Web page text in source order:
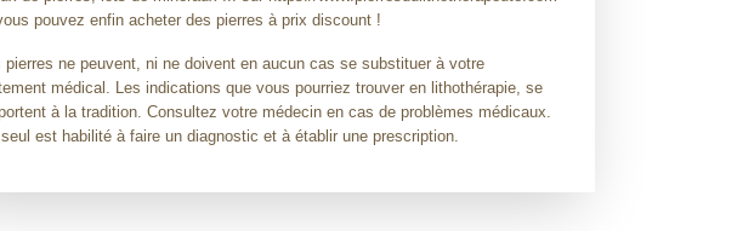
pouvez enfin acheter des pierres à prix discount !
pierres ne peuvent, ni ne doivent en aucun cas se substituer à votre
médical. Les indications que vous pourriez trouver en lithothérapie, se
à la tradition. Consultez votre médecin en cas de problèmes médicaux.
est habilité à faire un diagnostic et à établir une prescription.